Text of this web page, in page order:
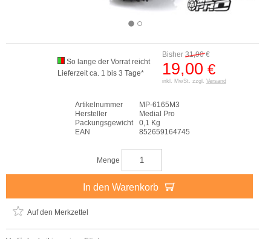
Bisher 31,90€
19,00 €
inkl. MwSt. zzgl. Versand
So lange der Vorrat reicht
Lieferzeit ca. 1 bis 3 Tage*
Artikelnummer
MP-6165M3
Hersteller
Medial Pro
Packungsgewicht
0,1 Kg
EAN
852659164745
Menge
In den Warenkorb
Auf den Merkzettel